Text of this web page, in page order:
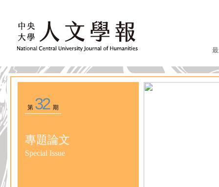
第 32期
專題論文
Special Issue